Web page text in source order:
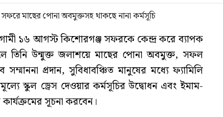
১৬ আগস্ট কিশোরগঞ্জ সফরকে কেন্দ্র করে ব্যাপক
তিনি উন্মুক্ত জলাশয়ে মাছের পোনা অবমুক্ত, সফল
সম্মাননা প্রদান, সুবিধাবঞ্চিত মানুষের মধ্যে ফ্যামিলি
স্কুল ড্রেস দেওয়ার কর্মসূচির উদ্বোধন এবং ইমাম-
কার্যক্রমের সূচনা করবেন।